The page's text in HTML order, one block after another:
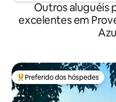
Outros aluguéis
excelentes em
Entre os melhores preferidos
Preferido dos hóspedes